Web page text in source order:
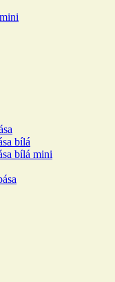
bílá
bílá mini